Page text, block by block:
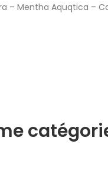
– Mentha Aquqtica –